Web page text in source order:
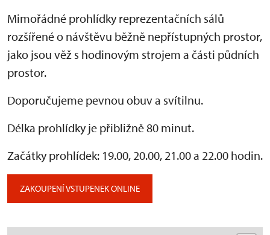
Mimořádné prohlídky reprezentačních sálů
rozšířené o návštěvu běžně nepřístupných prostor,
jako jsou věž s hodinovým strojem a části půdních
prostor.
Doporučujeme pevnou obuv a svítilnu.
Délka prohlídky je přibližně 80 minut.
Začátky prohlídek: 19.00, 20.00, 21.00 a 22.00 hodin.
ZAKOUPENÍ VSTUPENEK ONLINE